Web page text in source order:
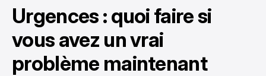
Urgences : quoi faire si
vous avez un vrai
problème maintenant